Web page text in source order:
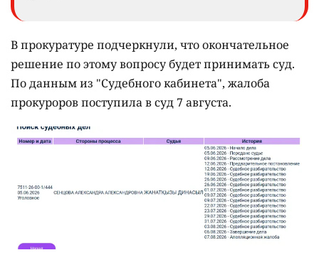
В прокуратуре подчеркнули, что окончательное
решение по этому вопросу будет принимать суд.
По данным из "Судебного кабинета", жалоба
прокуроров поступила в суд 7 августа.